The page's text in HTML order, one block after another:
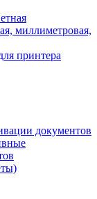
миллиметровая,
принтера
документов